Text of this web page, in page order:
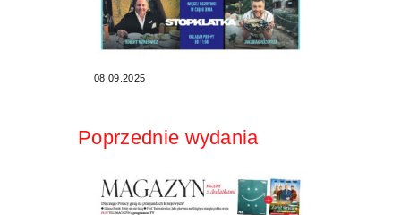
08.09.2025
Poprzednie wydania